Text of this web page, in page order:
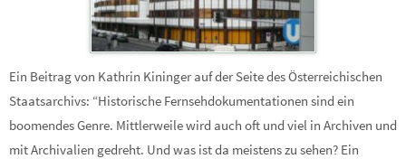
Ein Beitrag von Kathrin Kininger auf der Seite des Österreichischen
Staatsarchivs: “Historische Fernsehdokumentationen sind ein
boomendes Genre. Mittlerweile wird auch oft und viel in Archiven und
mit Archivalien gedreht. Und was ist da meistens zu sehen? Ein